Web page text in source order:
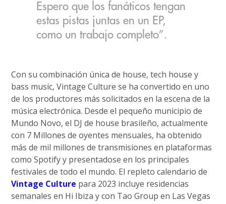
Espero que los fanáticos tengan
estas pistas juntas en un EP,
como un trabajo completo”.
Con su combinación única de house, tech house y
bass music, Vintage Culture se ha convertido en uno
de los productores más solicitados en la escena de la
música electrónica. Desde el pequeño municipio de
Mundo Novo, el DJ de house brasileño, actualmente
con 7 Millones de oyentes mensuales, ha obtenido
más de mil millones de transmisiones en plataformas
como Spotify y presentadose en los principales
festivales de todo el mundo. El repleto calendario de
Vintage Culture para 2023 incluye residencias
semanales en Hi Ibiza y con Tao Group en Las Vegas